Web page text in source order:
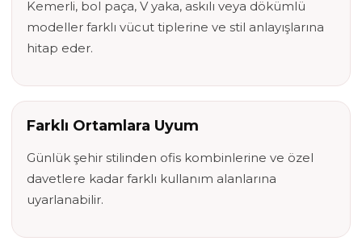
Kemerli, bol paça, V yaka, askılı veya dökümlü
modeller farklı vücut tiplerine ve stil anlayışlarına
hitap eder.
Farklı Ortamlara Uyum
Günlük şehir stilinden ofis kombinlerine ve özel
davetlere kadar farklı kullanım alanlarına
uyarlanabilir.